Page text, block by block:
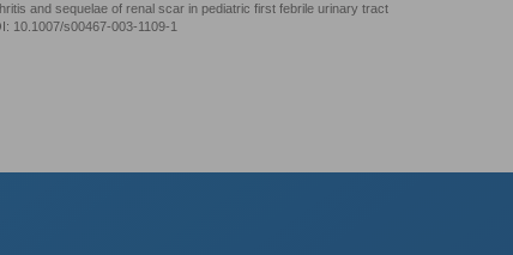
and sequelae of renal scar in pediatric first febrile urinary tract
10.1007/s00467-003-1109-1